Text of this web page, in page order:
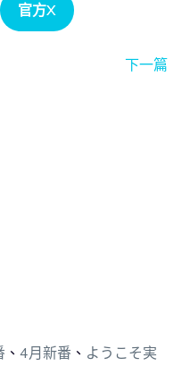
官方X
下一篇
、 4月新番 、 ようこそ実